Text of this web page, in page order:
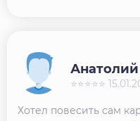
Хотел повесить сам
Анатолий
⭐⭐⭐⭐⭐